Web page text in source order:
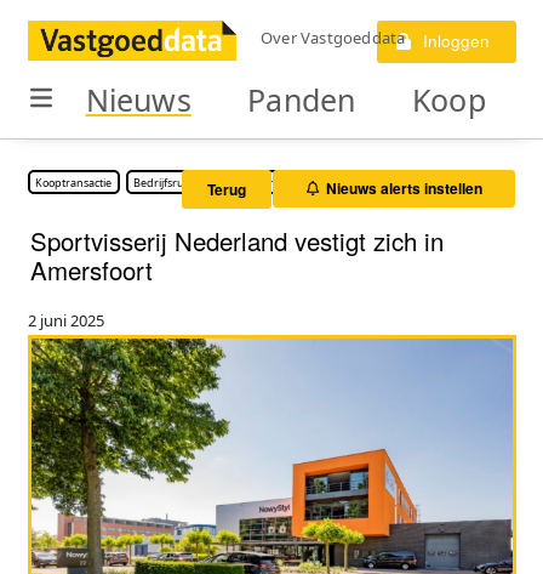
Over Vastgoeddata Inloggen
Nieuws Panden Koop
Kooptransactie Bedrijfsruimte Kantoorruimte
Terug Nieuws alerts instellen
Sportvisserij Nederland vestigt zich in
Amersfoort
2 juni 2025